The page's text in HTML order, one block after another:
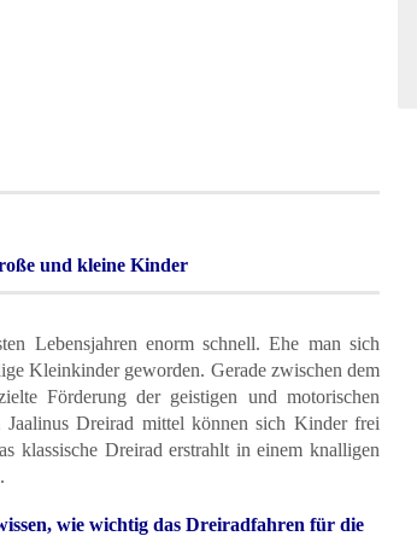
und kleine Kinder
Lebensjahren enorm schnell. Ehe man sich
Kleinkinder geworden. Gerade zwischen dem
Förderung der geistigen und motorischen
Dreirad mittel können sich Kinder frei
klassische Dreirad erstrahlt in einem knalligen
wie wichtig das Dreiradfahren für die